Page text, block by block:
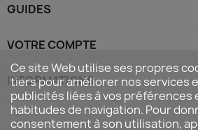
GUIDES
VOTRE COMPTE
INFORMATIONS
Ce site Web utilise ses propres
tiers pour améliorer nos services
publicités liées à vos préférences
habitudes de navigation. Pour
consentement à son utilisation,